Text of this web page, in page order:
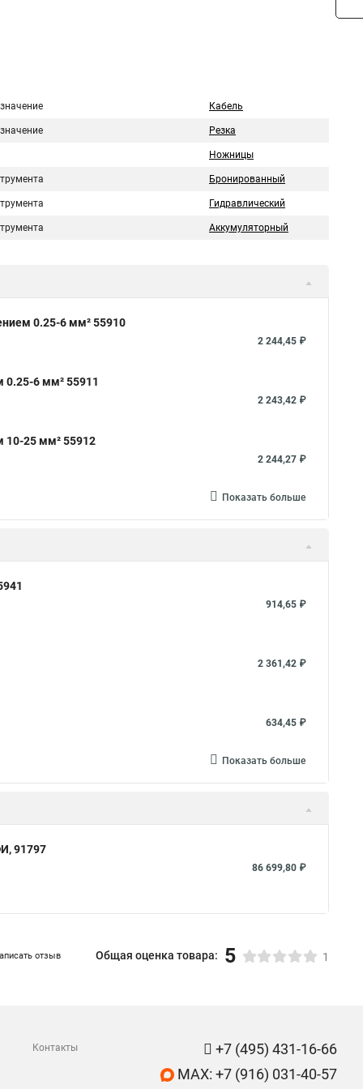
Кабель
Резка
Ножницы
Бронированный
Гидравлический
Аккумуляторный
0.25-6 мм² 55910
2 244,45 ₽
0.25-6 мм² 55911
2 243,42 ₽
10-25 мм² 55912
2 244,27 ₽
Показать больше
914,65 ₽
2 361,42 ₽
634,45 ₽
Показать больше
91797
86 699,80 ₽
отзыв Общая оценка товара: 5 1
Контакты
+7 (495) 431-16-66
MAX: +7 (916) 031-40-57